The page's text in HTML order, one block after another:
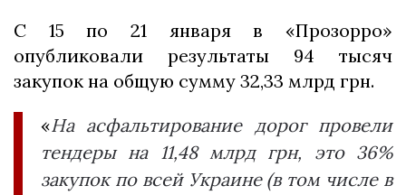
С 15 по 21 января в «Прозорро»
опубликовали результаты 94 тысяч
закупок на общую сумму 32,33 млрд грн.
«На асфальтирование дорог провели
тендеры на 11,48 млрд грн, это 36%
закупок по всей Украине (в том числе в